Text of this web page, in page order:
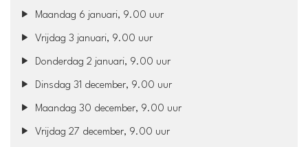
Maandag 6 januari, 9.00 uur
Vrijdag 3 januari, 9.00 uur
Donderdag 2 januari, 9.00 uur
Dinsdag 31 december, 9.00 uur
Maandag 30 december, 9.00 uur
Vrijdag 27 december, 9.00 uur